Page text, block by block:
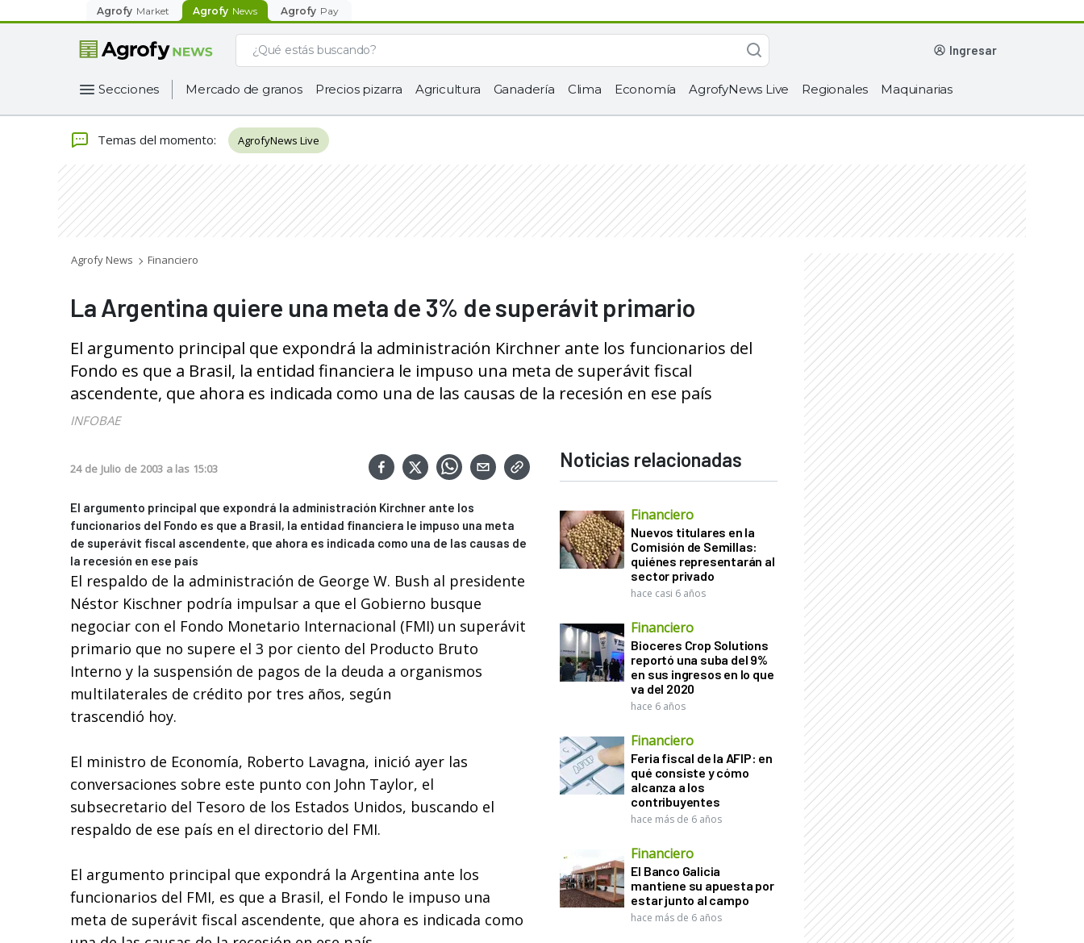
Agrofy Market Agrofy News Agrofy Pay
ingresar
Secciones Mercado de granos Precios pizarra Agricultura Ganadería Clima Economía AgrofyNews Live Regionales Maquinarias
Temas del momento: AgrofyNews Live
Agrofy News Financiero
La Argentina quiere una meta de 3% de superávit primario
El argumento principal que expondrá la administración Kirchner ante los funcionarios del
Fondo es que a Brasil, la entidad financiera le impuso una meta de superávit fiscal
ascendente, que ahora es indicada como una de las causas de la recesión en ese país
INFOBAE
24 de Julio de 2003 a las 15:03
El argumento principal que expondrá la administración Kirchner ante los
funcionarios del Fondo es que a Brasil, la entidad financiera le impuso una meta
de superávit fiscal ascendente, que ahora es indicada como una de las causas de
la recesión en ese país
El respaldo de la administración de George W. Bush al presidente
Néstor Kischner podría impulsar a que el Gobierno busque
negociar con el Fondo Monetario Internacional (FMI) un superávit
primario que no supere el 3 por ciento del Producto Bruto
Interno y la suspensión de pagos de la deuda a organismos
multilaterales de crédito por tres años, según
trascendió hoy.
El ministro de Economía, Roberto Lavagna, inició ayer las
conversaciones sobre este punto con John Taylor, el
subsecretario del Tesoro de los Estados Unidos, buscando el
respaldo de ese país en el directorio del FMI.
El argumento principal que expondrá la Argentina ante los
funcionarios del FMI, es que a Brasil, el Fondo le impuso una
meta de superávit fiscal ascendente, que ahora es indicada como
Noticias relacionadas
Financiero
Nuevos titulares en la
Comisión de Semillas:
quiénes representarán al
sector privado
hace casi 6 años
Financiero
Bioceres Crop Solutions
reportó una suba del 9%
en sus ingresos en lo que
va del 2020
hace 6 años
Financiero
Feria fiscal de la AFIP: en
qué consiste y cómo
alcanza a los
contribuyentes
hace más de 6 años
Financiero
El Banco Galicia
mantiene su apuesta por
estar junto al campo
hace más de 6 años